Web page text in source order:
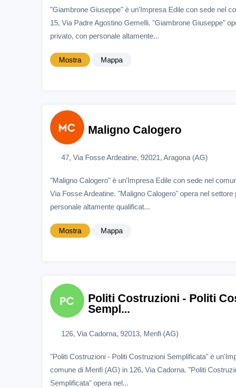
"Giambrone Giuseppe" è un'Impresa Edile con sede nel
15, Via Padre Agostino Gemelli. "Giambrone Giuseppe"
privato, con personale altamente...
Mostra Mappa
Maligno Calogero
47, Via Fosse Ardeatine, 92021, Aragona (AG)
"Maligno Calogero" è un'Impresa Edile con sede nel
Via Fosse Ardeatine. "Maligno Calogero" opera nel
personale altamente qualificat...
Mostra Mappa
Politi Costruzioni - Politi
Sempl...
126, Via Cadorna, 92013, Menfi (AG)
"Politi Costruzioni - Politi Costruzioni Semplificata" è
comune di Menfi (AG) in 126, Via Cadorna. "Politi
Semplificata" opera nel...